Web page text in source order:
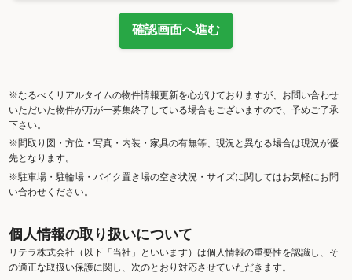
確認画面へ進む
※なるべくリアルタイムの物件情報更新を心がけておりますが、お問い合わせ
いただいた物件が万が一募集終了している場合もございますので、予めご了承
下さい。
※間取り図・方位・写真・内装・家具の有無等、現況と異なる場合は現況が優
先となります。
※駐車場・駐輪場・バイク置き場の空き状況・サイズに関してはお気軽にお問
い合わせください。
個人情報の取り扱いについて
リテラ株式会社（以下「当社」といいます）は個人情報の重要性を認識し、そ
の適正な取扱い保護に関し、次のとおり対応させていただきます。